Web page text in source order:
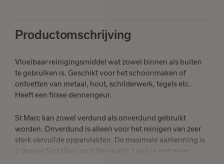
Productomschrijving
Vloeibaar reinigingsmiddel wat zowel binnen als buiten
te gebruiken is. Geschikt voor het schoonmaken of
ontvetten van metaal, hout, schilderwerk, tegels etc.
Heeft een frisse dennengeur.
St Marc kan zowel verdund als onverdund gebruikt
worden. Onverdund is alleen voor het reinigen van zeer
sterk vervuilde oppervlakten. De maximale aanlenning is
2 dopjes Sint Marc op 5 liter water. Leng je met meer